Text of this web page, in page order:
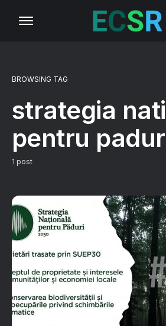
BROWSING TAG
strategia
pentru
1 post